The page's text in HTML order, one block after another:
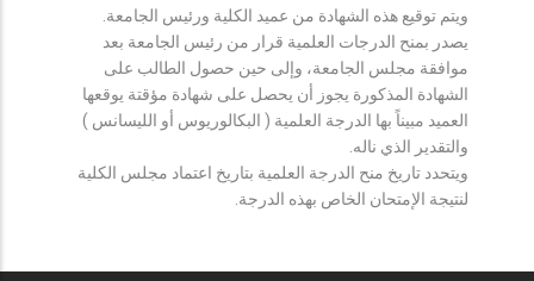
ويتم توقيع هذه الشهادة من عميد الكلية ورئيس الجامعة.
يصدر بمنح الدرجات العلمية قرار من رئيس الجامعة بعد
موافقة مجلس الجامعة، وإلى حين حصول الطالب على
الشهادة المذكورة يجوز أن يحصل على شهادة مؤقتة يوقعها
العميد مبيناً بها الدرجة العلمية ( البكالوريوس أو الليسانس )
والتقدير الذي ناله.
ويتحدد تاريخ منح الدرجة العلمية بتاريخ اعتماد مجلس الكلية
لنتيجة الإمتحان الخاص بهذه الدرجة.